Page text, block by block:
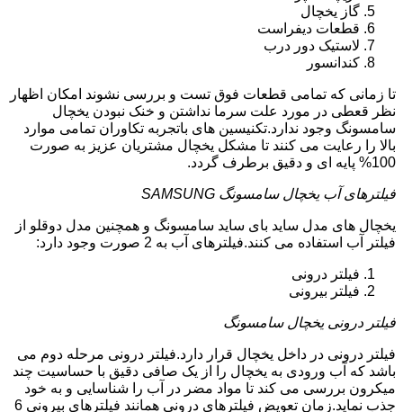
گاز یخچال
قطعات دیفراست
لاستیک دور درب
کندانسور
تا زمانی که تمامی قطعات فوق تست و بررسی نشوند امکان اظهار
نظر قعطی در مورد علت سرما نداشتن و خنک نبودن یخچال
سامسونگ وجود ندارد.تکنیسین های باتجربه تکاوران تمامی موارد
بالا را رعایت می کنند تا مشکل یخچال مشتریان عزیز به صورت
100% پایه ای و دقیق برطرف گردد.
فیلترهای آب یخچال سامسونگ SAMSUNG
یخچال های مدل ساید بای ساید سامسونگ و همچنین مدل دوقلو از
فیلتر آب استفاده می کنند.فیلترهای آب به 2 صورت وجود دارد:
فیلتر درونی
فیلتر بیرونی
فیلتر درونی یخچال سامسونگ
فیلتر درونی در داخل یخچال قرار دارد.فیلتر درونی مرحله دوم می
باشد که آب ورودی به یخچال را از یک صافی دقیق با حساسیت چند
میکرون بررسی می کند تا مواد مضر در آب را شناسایی و به خود
جذب نماید.زمان تعویض فیلترهای درونی همانند فیلترهای بیرونی 6